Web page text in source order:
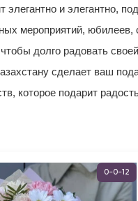
и элегантно,
мероприятий,
долго радовать
сделает ваш
которое подарит
0-0-12